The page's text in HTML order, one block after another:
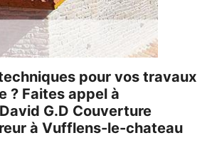
pour vos travaux
? Faites appel à
David G.D Couverture
à Vufflens-le-chateau